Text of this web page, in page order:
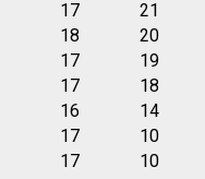
17
21
18
20
17
19
17
18
16
14
17
10
17
10